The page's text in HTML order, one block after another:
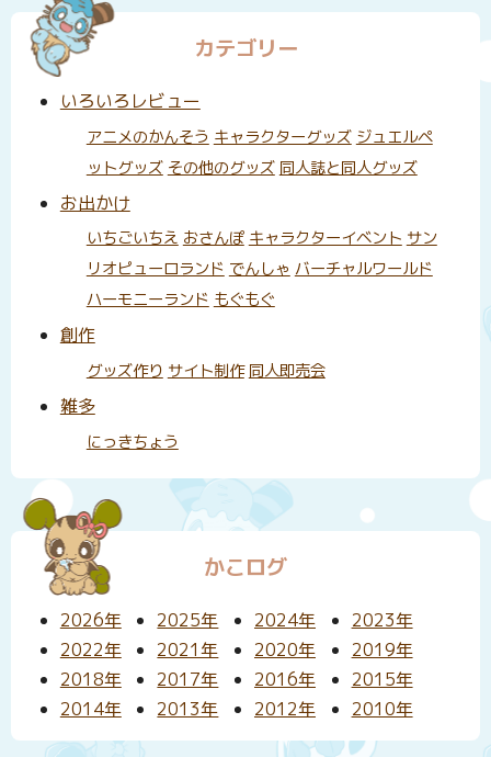
カテゴリー
いろいろレビュー
アニメのかんそう キャラクターグッズ ジュエルペ
ットグッズ その他のグッズ 同人誌と同人グッズ
お出かけ
いちごいちえ おさんぽ キャラクターイベント サン
リオピューロランド でんしゃ バーチャルワールド
ハーモニーランド もぐもぐ
創作
グッズ作り サイト制作 同人即売会
雑多
にっきちょう
かこログ
2026年 2025年 2024年
2023年
2022年
2021年 2020年
2019年
2018年
2017年 2016年
2015年
2014年
2013年 2012年 2010年